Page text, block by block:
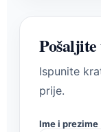
Ispunite
prije.
Ime i prezime